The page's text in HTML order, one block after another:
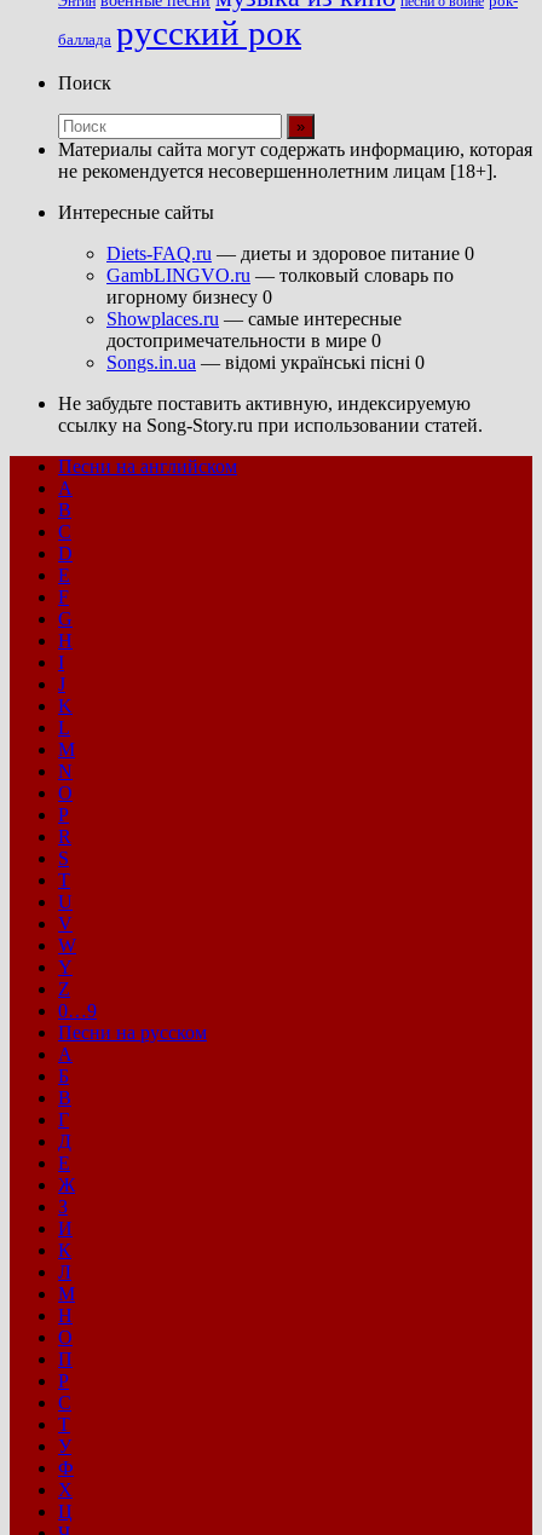
баллада русский рок
Поиск
Материалы сайта могут содержать информацию, которая
не рекомендуется несовершеннолетним лицам [18+].
Интересные сайты
Diets-FAQ.ru — диеты и здоровое питание 0
GambLINGVO.ru — толковый словарь по
игорному бизнесу 0
Showplaces.ru — самые интересные
достопримечательности в мире 0
Songs.in.ua — відомі українські пісні 0
Не забудьте поставить активную, индексируемую
ссылку на Song-Story.ru при использовании статей.
Песни на английском
A
B
C
D
E
F
G
H
I
J
K
L
M
N
O
P
R
S
T
U
V
W
Y
Z
0…9
Песни на русском
А
Б
В
Г
Д
Е
Ж
З
И
К
Л
М
Н
О
П
Р
С
Т
У
Ф
Х
Ц